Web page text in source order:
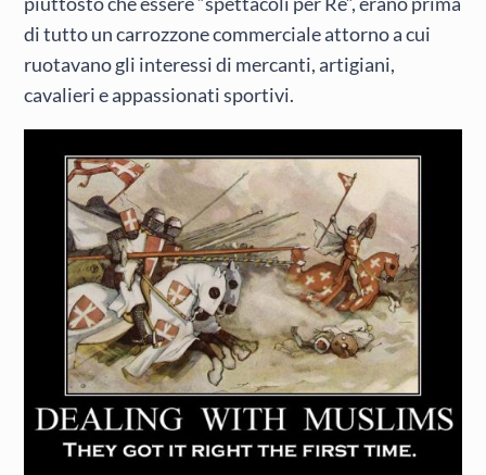
di tutto un carrozzone commerciale attorno a cui
ruotavano gli interessi di mercanti, artigiani,
cavalieri e appassionati sportivi.